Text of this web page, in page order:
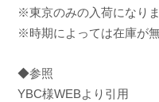
※東京のみの入荷になりま
※時期によっては在庫が
◆参照
YBC様WEBより引用